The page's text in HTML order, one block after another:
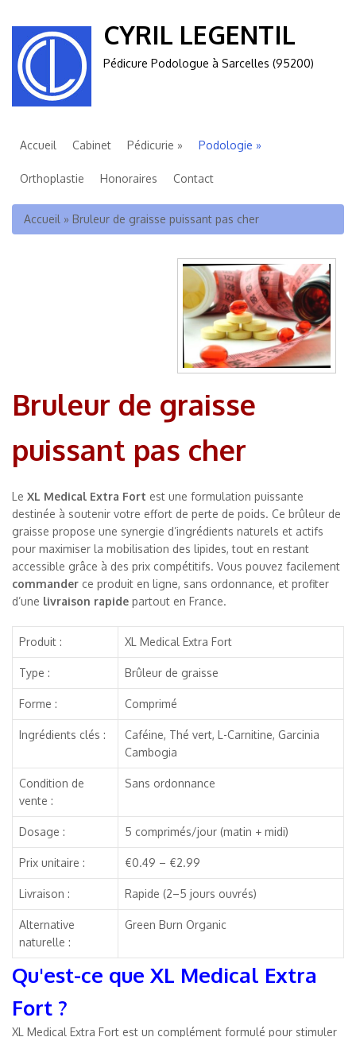
CYRIL LEGENTIL
Pédicure Podologue à Sarcelles (95200)
Accueil Cabinet Pédicurie Podologie
Orthoplastie Honoraires Contact
Vous êtes ici
Accueil » Bruleur de graisse puissant pas cher
Bruleur de graisse
puissant pas cher
Le XL Medical Extra Fort est une formulation puissante
destinée à soutenir votre effort de perte de poids. Ce brûleur de
graisse propose une synergie d’ingrédients naturels et actifs
pour maximiser la mobilisation des lipides, tout en restant
accessible grâce à des prix compétitifs. Vous pouvez facilement
commander ce produit en ligne, sans ordonnance, et profiter
d’une livraison rapide partout en France.
Produit : XL Medical Extra Fort
Type : Brûleur de graisse
Forme : Comprimé
Ingrédients clés :
Caféine, Thé vert, L-Carnitine, Garcinia
Cambogia
Condition de
vente :
Sans ordonnance
Dosage : 5 comprimés/jour (matin + midi)
Prix unitaire : €0.49 – €2.99
Livraison : Rapide (2–5 jours ouvrés)
Alternative
naturelle :
Green Burn Organic
Qu'est-ce que XL Medical Extra
Fort ?
XL Medical Extra Fort est un complément formulé pour stimuler